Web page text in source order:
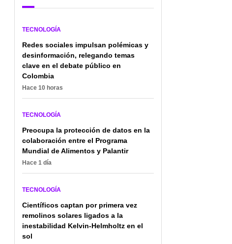
en contraseñas para que
TECNOLOGÍA
Redes sociales impulsan polémicas y
desinformación, relegando temas
clave en el debate público en
Colombia
Hace 10 horas
TECNOLOGÍA
Preocupa la protección de datos en la
colaboración entre el Programa
Mundial de Alimentos y Palantir
Hace 1 día
TECNOLOGÍA
Científicos captan por primera vez
remolinos solares ligados a la
inestabilidad Kelvin-Helmholtz en el
sol